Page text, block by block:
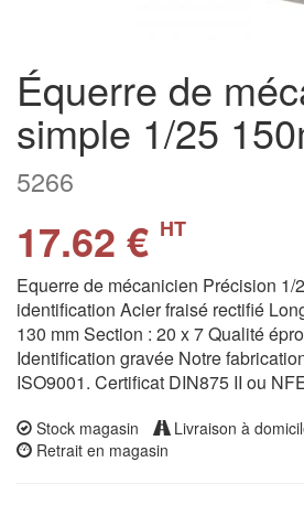
Équerre de
simple 1/25
5266
17.62 € HT
Equerre de mécanicien Précision 1/
identification Acier fraisé rectifié
130 mm Section : 20 x 7 Qualité
Identification gravée Notre
ISO9001. Certificat DIN875 II ou
Stock magasin
Livraison à
Retrait en magasin